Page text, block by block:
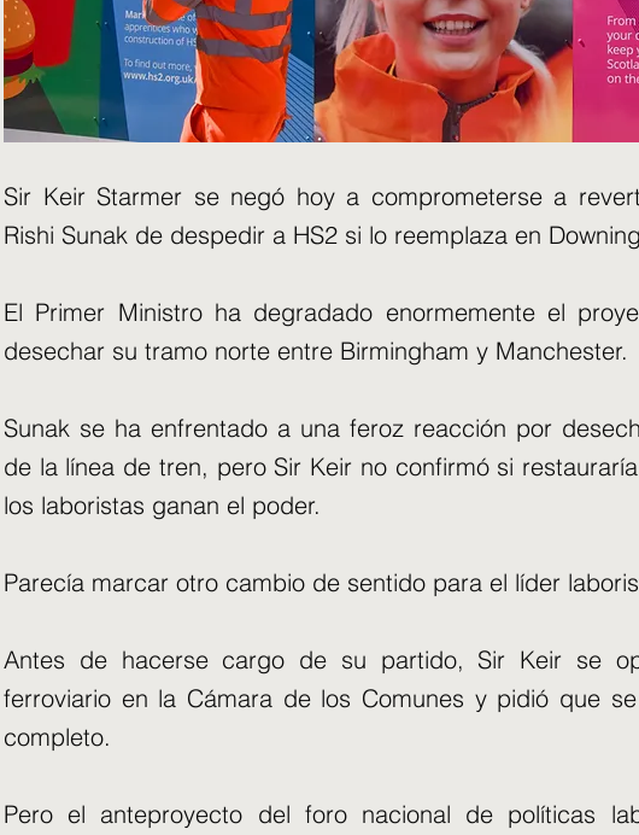
Sir Keir Starmer se negó hoy a comprometerse a
Rishi Sunak de despedir a HS2 si lo reemplaza en
El Primer Ministro ha degradado enormemente el
desechar su tramo norte entre Birmingham y Manchester.
Sunak se ha enfrentado a una feroz reacción por
de la línea de tren, pero Sir Keir no confirmó si
los laboristas ganan el poder.
Parecía marcar otro cambio de sentido para el líder
Antes de hacerse cargo de su partido, Sir Keir se
ferroviario en la Cámara de los Comunes y pidió que
completo.
Pero el anteproyecto del foro nacional de políticas